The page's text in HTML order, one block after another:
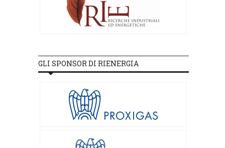
GLI SPONSOR DI RIENERGIA